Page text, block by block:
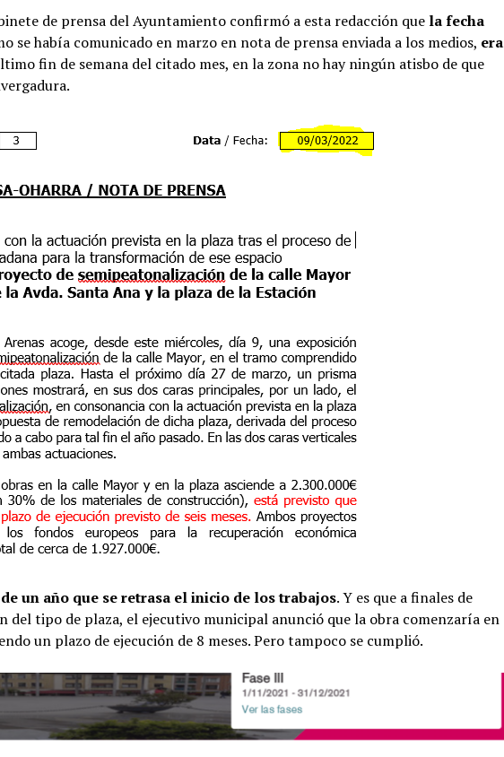
de prensa del Ayuntamiento confirmó a esta redacción quela fecha
se había comunicado en marzo en nota de prensa enviada a los medios, era
fin de semana del citado mes, en la zona no hay ningún atisbo de que
un año que se retrasa el inicio de los trabajos. Y es que a finales de
del tipo de plaza, el ejecutivo municipal anunció que la obra comenzaría en
un plazo de ejecución de 8 meses. Pero tampoco se cumplió.